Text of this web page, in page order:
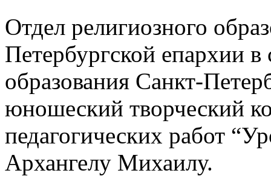
Отдел религиозного
Петербургской епархии
образования Санкт-
юношеский творческий
педагогических работ
Архангелу Михаилу.